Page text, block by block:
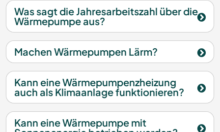
Was sagt die Jahresarbeitszahl über die
Wärmepumpe aus?
Machen Wärmepumpen Lärm?
Kann eine Wärmepumpenzheizung
auch als Klimaanlage funktionieren?
Kann eine Wärmepumpe mit